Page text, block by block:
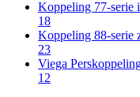
Koppeling 77-serie
18
Koppeling 88-serie
23
Viega
12